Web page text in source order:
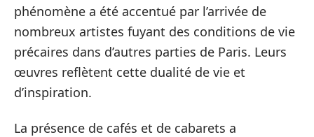
phénomène a été accentué par l’arrivée de
nombreux artistes fuyant des conditions de vie
précaires dans d’autres parties de Paris. Leurs
œuvres reflètent cette dualité de vie et
d’inspiration.
La présence de cafés et de cabarets a